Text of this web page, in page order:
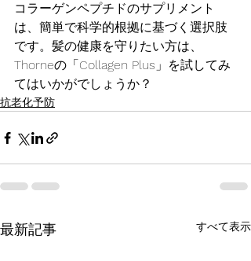
コラーゲンペプチドのサプリメント
は、簡単で科学的根拠に基づく選択肢
です。髪の健康を守りたい方は、
Thorneの「Collagen Plus」を試してみ
てはいかがでしょうか？
抗老化予防
最新記事 すべて表示